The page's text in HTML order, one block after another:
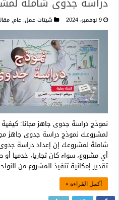
9 نوفمبر، 2024 شيتات عمل, عام,
نموذج دراسة جدوى جاهز مجانا:
لمشروعك نموذج دراسة جدوى جاهز
شاملة لمشروعك إن إعداد دراسة
أي مشروع، سواء كان تجاريا، خدميا
تقدير إمكانية تنفيذ المشروع من
أكمل القراءة »